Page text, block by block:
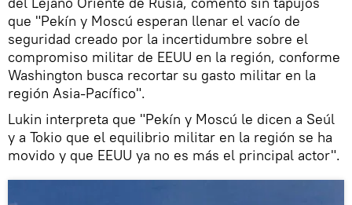
que "Pekín y Moscú esperan llenar el vacío de
seguridad creado por la incertidumbre sobre el
compromiso militar de EEUU en la región, conforme
Washington busca recortar su gasto militar en la
región Asia-Pacífico".
Lukin interpreta que "Pekín y Moscú le dicen a Seúl
y a Tokio que el equilibrio militar en la región se ha
movido y que EEUU ya no es más el principal actor".